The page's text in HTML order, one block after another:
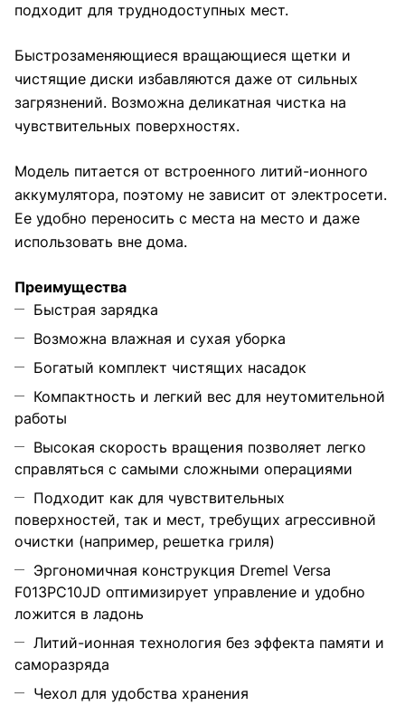
подходит для труднодоступных мест.
Быстрозаменяющиеся вращающиеся щетки и
чистящие диски избавляются даже от сильных
загрязнений. Возможна деликатная чистка на
чувствительных поверхностях.
Модель питается от встроенного литий-ионного
аккумулятора, поэтому не зависит от электросети.
Ее удобно переносить с места на место и даже
использовать вне дома.
Преимущества
Быстрая зарядка
Возможна влажная и сухая уборка
Богатый комплект чистящих насадок
Компактность и легкий вес для неутомительной
работы
Высокая скорость вращения позволяет легко
справляться с самыми сложными операциями
Подходит как для чувствительных
поверхностей, так и мест, требущих агрессивной
очистки (например, решетка гриля)
Эргономичная конструкция Dremel Versa
F013PC10JD оптимизирует управление и удобно
ложится в ладонь
Литий-ионная технология без эффекта памяти и
саморазряда
Чехол для удобства хранения